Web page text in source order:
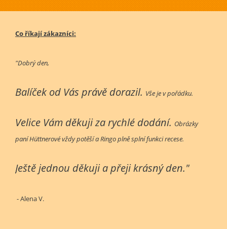
Co říkají zákazníci:
"Dobrý den,
Balíček od Vás právě dorazil. Vše je v pořádku.
Velice Vám děkuji za rychlé dodání. Obrázky
paní Hüttnerové vždy potěší a Ringo plně splní funkci recese.
Ještě jednou děkuji a přeji krásný den."
- Alena V.